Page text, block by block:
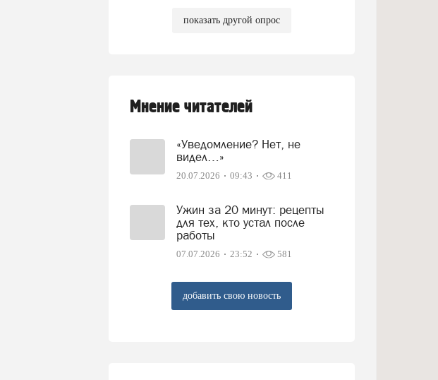
показать другой опрос
Мнение читателей
«Уведомление? Нет, не
видел…»
20.07.2026 09:43 411
Ужин за 20 минут: рецепты
для тех, кто устал после
работы
07.07.2026 23:52 581
добавить свою новость